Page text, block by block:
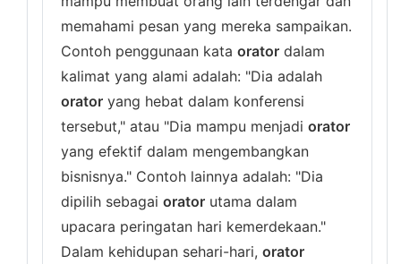
memahami pesan yang mereka sampaikan.
Contoh penggunaan kata orator dalam
kalimat yang alami adalah: "Dia adalah
orator yang hebat dalam konferensi
tersebut," atau "Dia mampu menjadi orator
yang efektif dalam mengembangkan
bisnisnya." Contoh lainnya adalah: "Dia
dipilih sebagai orator utama dalam
upacara peringatan hari kemerdekaan."
Dalam kehidupan sehari-hari, orator